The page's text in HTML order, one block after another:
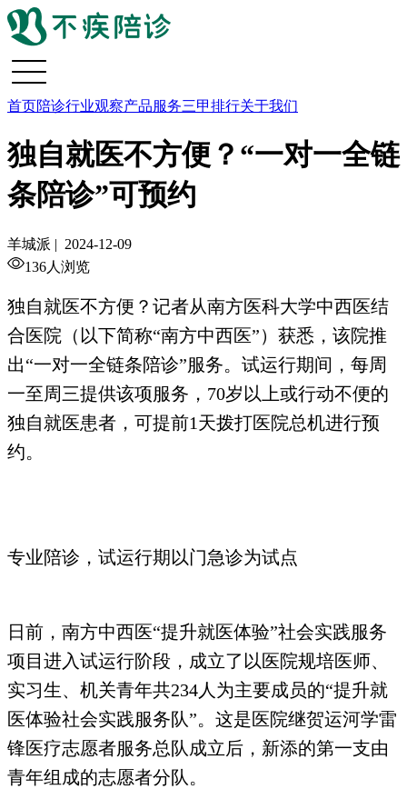
首页陪诊行业观察产品服务三甲排行关于我们
独自就医不方便？“一对一全链
条陪诊”可预约
羊城派 | 2024-12-09
136人浏览
独自就医不方便？记者从南方医科大学中西医结
合医院（以下简称“南方中西医”）获悉，该院推
出“一对一全链条陪诊”服务。试运行期间，每周
一至周三提供该项服务，70岁以上或行动不便的
独自就医患者，可提前1天拨打医院总机进行预
约。
专业陪诊，试运行期以门急诊为试点
日前，南方中西医“提升就医体验”社会实践服务
项目进入试运行阶段，成立了以医院规培医师、
实习生、机关青年共234人为主要成员的“提升就
医体验社会实践服务队”。这是医院继贺运河学雷
锋医疗志愿者服务总队成立后，新添的第一支由
青年组成的志愿者分队。